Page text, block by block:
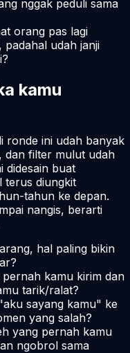
nggak peduli sama
orang pas lagi
padahal udah janji
kamu
ronde ini udah banyak
dan filter mulut udah
didesain buat
terus diungkit
tahun ke depan.
nangis, berarti
hal paling bikin
kamu kirim dan
tarik/ralat?
sayang kamu" ke
yang salah?
yang pernah kamu
ngobrol sama